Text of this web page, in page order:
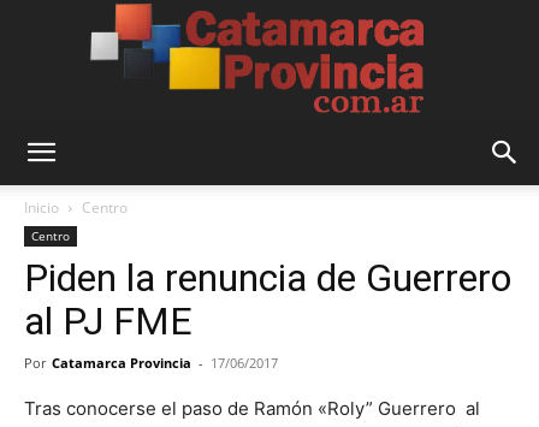
Provincia
Inicio Centro
Centro
Piden la renuncia de Guerrero
al PJ FME
Por Catamarca Provincia - 17/06/2017
Tras conocerse el paso de Ramón «Roly” Guerrero al